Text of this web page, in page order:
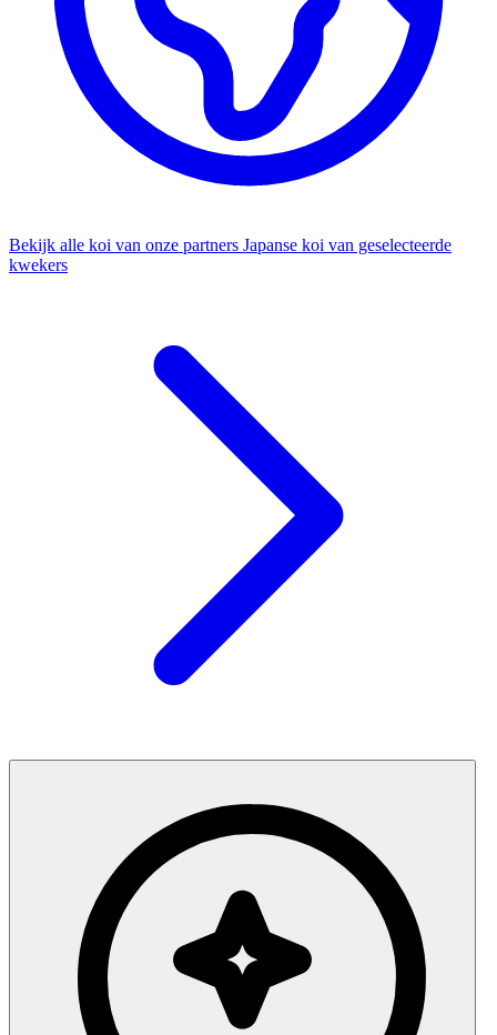
Bekijk alle koi van onze partners Japanse koi van geselecteerde
kwekers